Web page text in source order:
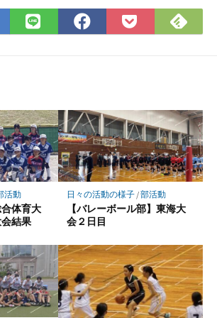
LINE
で
Facebook
で
Pocket
に
で
活動
合体育大
結果
日々の活動の様子/部活動
【バレーボール部】東海大
会２日目